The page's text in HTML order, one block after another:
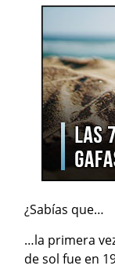
¿Sabías que…
…la primera
de sol fue en